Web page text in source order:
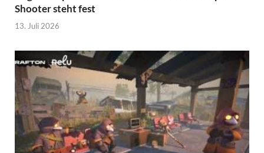
Shooter steht fest
13. Juli 2026